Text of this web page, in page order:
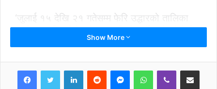
‘जुलाई १५ देखि २१ गतेसम्म फेरि उद्धारको तालिका
आउँछ,’ लामिछानेले भने,’त्यसपछि के गर्ने भन्नेबारे फेरि
कोभिड-१९ संकट व्यवस्थापन केन्द्र (सीसीएमसी)ले
अहिलेसम्म करिब २२ हजार नेपाली आफ्नै खर्चमा टिकट
काटेर चार्टर्ड फ्लाइटबाट फर्किएका छन् । नेपाल
Show More
LinkedInReddit MessengerWhatsAppViber Share via Email